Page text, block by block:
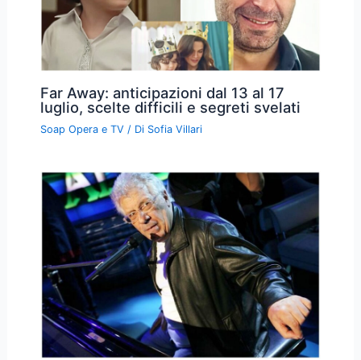
Far Away: anticipazioni dal 13 al 17
luglio, scelte difficili e segreti svelati
Soap Opera e TV / Di Sofia Villari